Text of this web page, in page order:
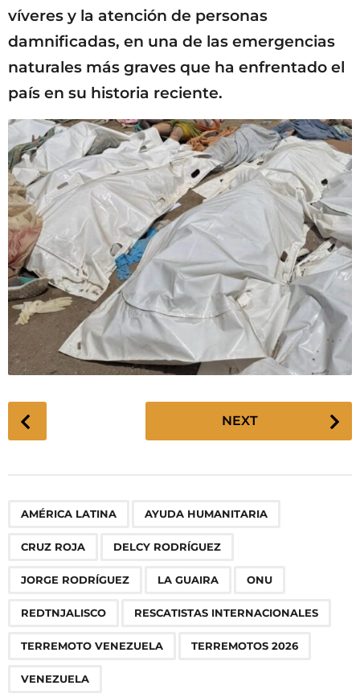
víveres y la atención de personas
damnificadas, en una de las emergencias
naturales más graves que ha enfrentado el
país en su historia reciente.
P
o
g
n
NEXT
AMÉRICA LATINA AYUDA HUMANITARIA
CRUZ ROJA DELCY RODRÍGUEZ
JORGE RODRÍGUEZ LA GUAIRA ONU
REDTNJALISCO RESCATISTAS INTERNACIONALES
TERREMOTO VENEZUELA TERREMOTOS 2026
VENEZUELA